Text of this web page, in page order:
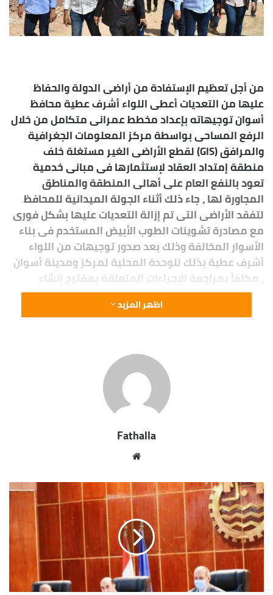
من أجل تعظيم الإستفادة من أراضى الدولة والحفاظ
عليها من التعديات أعطى اللواء أشرف عطية محافظ
أسوان توجيهاته بإعداد مخطط عمرانى متكامل من خلال
الرفع المساحى بواسطة مركز المعلومات الجغرافية
والمرافق (GIS) لقطع الأراضى الغير مستغلة خلف
منطقة إمتداد العقاد لإستثمارها فى مبانى خدمية
تعود بالنفع العام على أهالى المنطقة والمناطق
المجاورة لها ، جاء ذلك أثناء الجولة الميدانية للمحافظ
لتفقد الأراضى التى تم إزالة التعديات عليها بشكل فورى
مع مصادرة تشوينات الطوب الأبيض المستخدم فى بناء
الأسوار المخالفة وذلك بعد صدور توجيهات من اللواء
أشرف عطية بذلك للوحدة المحلية لمركز ومدينة أسوان
، مكلفاً بمراجعة الإجراءات المتعلقة بمقترح إنشاء
مجمع الخدمات الحكومى النموذجى بجوار المدرسة
اليابانية المصرية بالعقاد وذلك بالتعاون بين المحافظة
سواء لطالبى الخدمات من المواطنين أو للمستثمرين
بحصولهم على جميع موافقات الجهات والوزارات مرة
واحدة بهدف تسهيل الإجراءات لخفض الجهد والوقت
والرسوم المقررة ليكون على غرار مراكز الخدمات ذات
للمستثمرين ورجال الأعمال ، كما أنه سيمكن المواطن
البسيط من الحصول على الخدمات والمستندات الثبوتية
لتخفيف مشقة التنقل والسفر بين مدن المحافظة .
اظهر المزيد
Fathalla